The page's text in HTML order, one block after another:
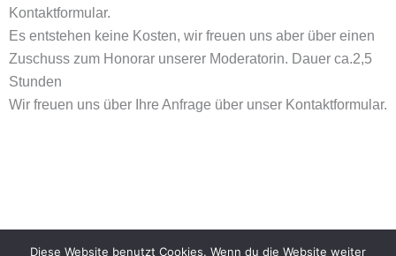
Kontaktformular.
Es entstehen keine Kosten, wir freuen uns aber über einen
Zuschuss zum Honorar unserer Moderatorin. Dauer ca.2,5
Stunden
Wir freuen uns über Ihre Anfrage über unser Kontaktformular.
Diese Website benutzt Cookies. Wenn du die Website weiter